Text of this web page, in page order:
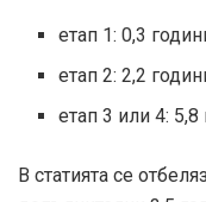
етап 1: 0,3
етап 2: 2,2
етап 3 или 4: 5,8
В статията се